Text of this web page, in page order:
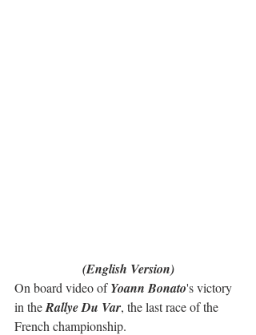
(English Version)
On board video of Yoann Bonato's victory
in the Rallye Du Var, the last race of the
French championship.